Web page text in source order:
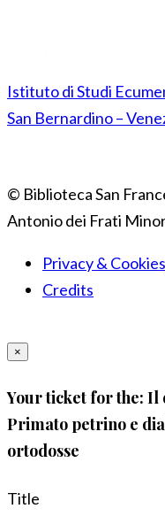
Istituto di Studi
San Bernardino –
© Biblioteca San
Antonio dei Frati
Privacy & Cookies
Credits
×
Your ticket for the: Il
Primato petrino e
ortodosse
Title